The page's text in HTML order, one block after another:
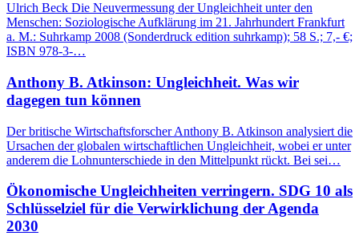
Ulrich Beck Die Neuvermessung der Ungleichheit unter den
Menschen: Soziologische Aufklärung im 21. Jahrhundert Frankfurt
a. M.: Suhrkamp 2008 (Sonderdruck edition suhrkamp); 58 S.; 7,- €;
ISBN 978-3-…
Anthony B. Atkinson: Ungleichheit. Was wir
dagegen tun können
Der britische Wirtschaftsforscher Anthony B. Atkinson analysiert die
Ursachen der globalen wirtschaftlichen Ungleichheit, wobei er unter
anderem die Lohnunterschiede in den Mittelpunkt rückt. Bei sei…
Ökonomische Ungleichheiten verringern. SDG 10 als
Schlüsselziel für die Verwirklichung der Agenda
2030